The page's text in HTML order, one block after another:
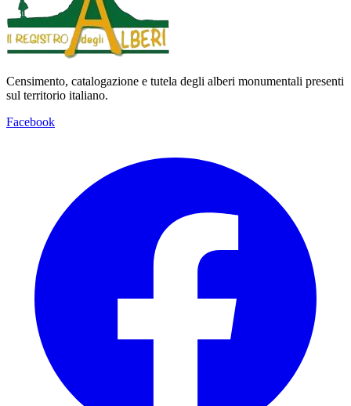
Censimento, catalogazione e tutela degli alberi monumentali presenti
sul territorio italiano.
Facebook